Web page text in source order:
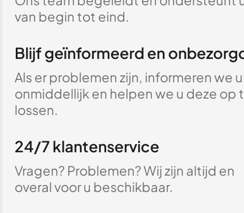
van begin tot eind.
Blijf geïnformeerd en
Als er problemen zijn, informeren we u
onmiddellijk en helpen we u deze op
lossen.
24/7 klantenservice
Vragen? Problemen? Wij zijn altijd en
overal voor u beschikbaar.